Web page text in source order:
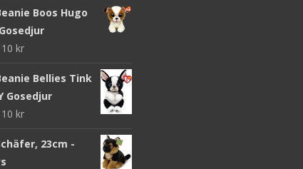
Boos Hugo
kr
Bellies Tink
Gosedjur
kr
23cm -